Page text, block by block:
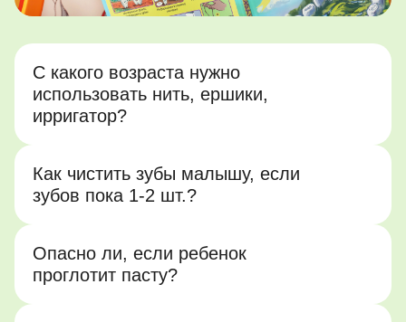
С какого возраста нужно
использовать нить, ершики,
ирригатор?
Как чистить зубы малышу, если
зубов пока 1-2 шт.?
Опасно ли, если ребенок
проглотит пасту?